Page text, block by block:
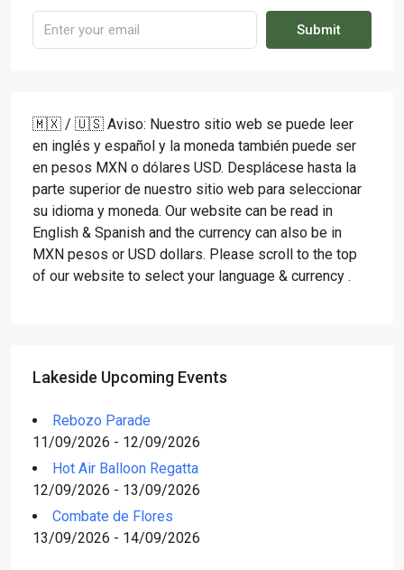
Submit
🇲🇽 / 🇺🇸 Aviso: Nuestro sitio web se puede leer
en inglés y español y la moneda también puede ser
en pesos MXN o dólares USD. Desplácese hasta la
parte superior de nuestro sitio web para seleccionar
su idioma y moneda. Our website can be read in
English & Spanish and the currency can also be in
MXN pesos or USD dollars. Please scroll to the top
of our website to select your language & currency .
Lakeside Upcoming Events
Rebozo Parade
11/09/2026 - 12/09/2026
Hot Air Balloon Regatta
12/09/2026 - 13/09/2026
Combate de Flores
13/09/2026 - 14/09/2026